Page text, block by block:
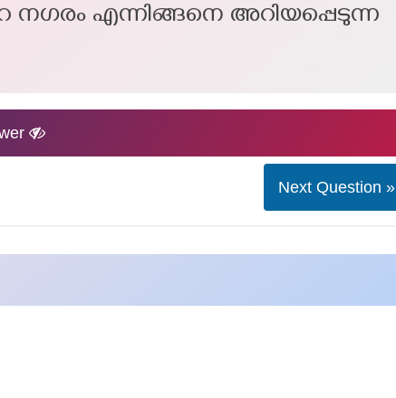
എന്നിങ്ങനെ അറിയപ്പെടുന്ന
Next Question »